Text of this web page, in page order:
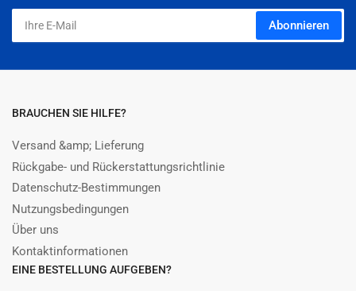
Mail
Abonnieren
BRAUCHEN SIE HILFE?
Versand &amp; Lieferung
Rückgabe- und Rückerstattungsrichtlinie
Datenschutz-Bestimmungen
Nutzungsbedingungen
Über uns
Kontaktinformationen
EINE BESTELLUNG AUFGEBEN?